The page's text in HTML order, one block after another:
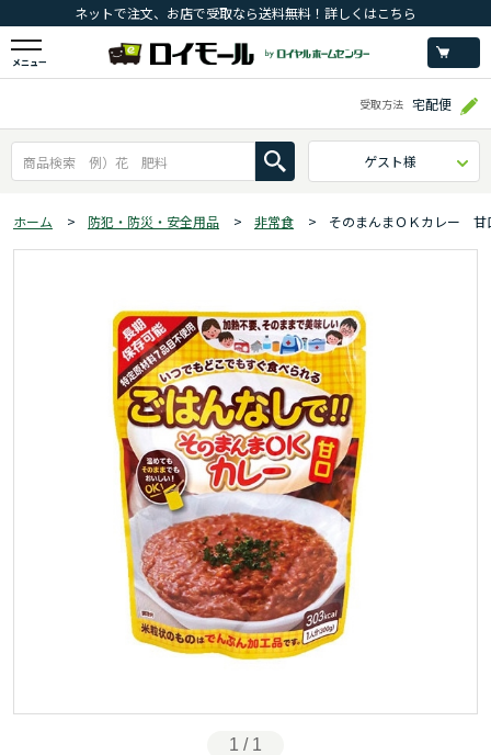
ネットで注文、お店で受取なら送料無料！詳しくはこちら
メニュー
受取方法 宅配便
ゲスト様
ホーム > 防犯・防災・安全用品 > 非常食 > そのまんまＯＫカレー
1 / 1